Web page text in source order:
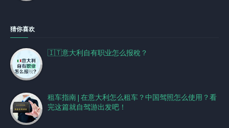
猜你喜欢
🇮🇹意大利自有职业怎么报稅？
租车指南 | 在意大利怎么租车？中国驾照怎么使用？看
完这篇就自驾游出发吧！